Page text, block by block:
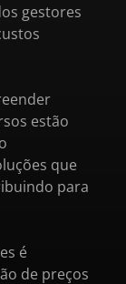
gestores
estão
que
para
é
de preços